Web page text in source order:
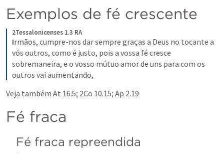
Exemplos de fé crescente
2Tessalonicenses 1.3 RA
Irmãos, cumpre-nos dar sempre graças a Deus no tocante a
vós outros, como é justo, pois a vossa fé cresce
sobremaneira, e o vosso mútuo amor de uns para com os
outros vai aumentando,
Veja também At 16.5; 2Co 10.15; Ap 2.19
Fé fraca
Fé fraca repreendida